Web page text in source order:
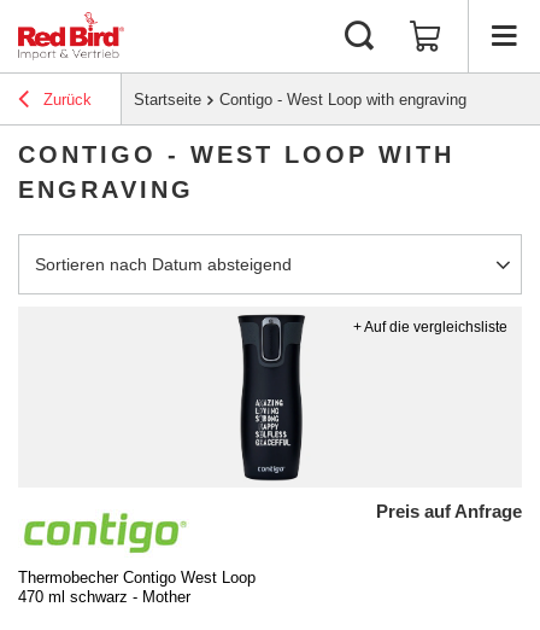
Zurück Startseite Contigo - West Loop with engraving
CONTIGO - WEST LOOP WITH
ENGRAVING
Sortierung ändern
Sortieren nach Datum absteigend
Thermobecher Contigo West Loop
470 ml schwarz - Mother
Preis auf Anfrage
+ Auf die vergleichsliste